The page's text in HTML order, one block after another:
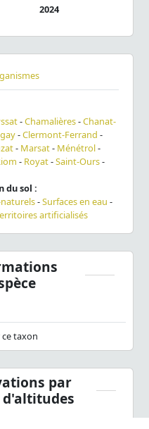
2024
-Chamalières-Chanat-
-Clermont-Ferrand -
- Marsat- Ménétrol-
- Royat-Saint-Ours-
du sol :
-Surfaces en eau -
artificialisés
taxon
par
d'altitudes